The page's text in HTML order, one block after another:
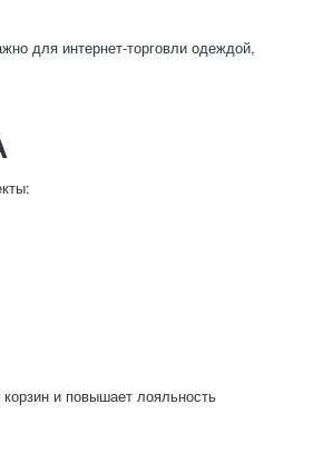
для интернет-торговли одеждой,
и повышает лояльность